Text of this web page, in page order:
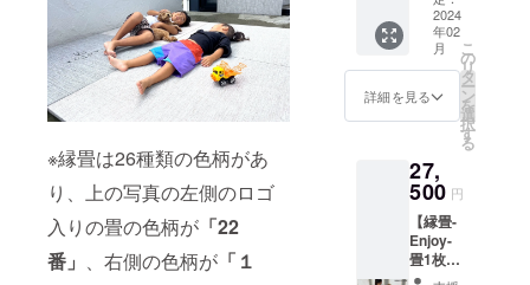
※縁畳は26種類の色柄があ
り、上の写真の左側のロゴ
入りの畳の色柄が 「22
番」
、右側の色柄が 「１
たい人
向けの
リター
ンで
す。 熱
いお礼
動画を
メール
にてお
送りさ
せてい
ただき
2024
年02
月
詳細を見る
こ
の
リ
タ
ー
ン
を
選
択
す
る
27,
500 円
【縁畳-
Enjoy-
畳1枚
(0.5帖